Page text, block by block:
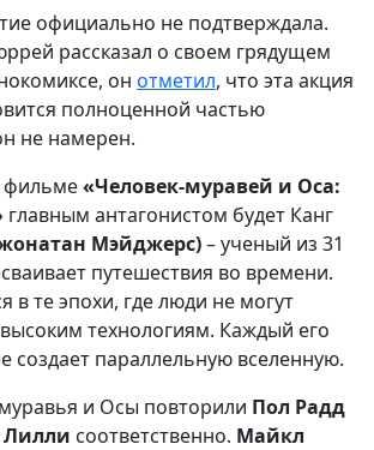
официально не подтверждала.
рассказал о своем грядущем
он отметил, что эта акция
полноценной частью
не намерен.
фильме«Человек-муравей и Оса:
главным антагонистом будет Канг
Мэйджерс)–ученый из 31
путешествия во времени.
в те эпохи, где люди не могут
технологиям. Каждый его
создает параллельную вселенную.
и Осы повторили Пол Радд
соответственно. Майкл